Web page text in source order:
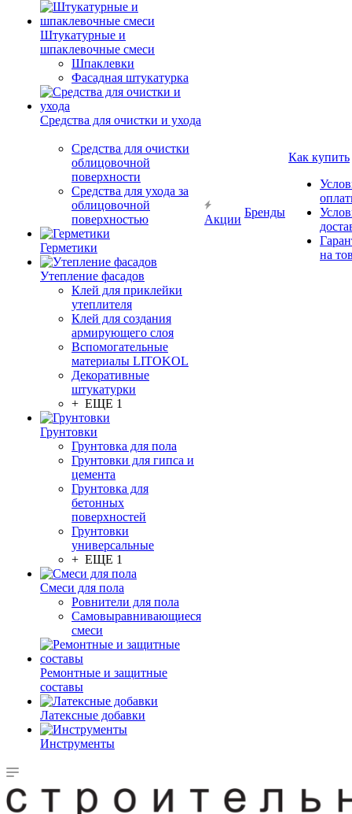
Штукатурные и
шпаклевочные смеси
Шпаклевки
Фасадная штукатурка
Средства для очистки и ухода
Средства для очистки
облицовочной
поверхности
Средства для ухода за
облицовочной
поверхностью
Герметики
Утепление фасадов
Клей для приклейки
утеплителя
Клей для создания
армирующего слоя
Вспомогательные
материалы LITOKOL
Декоративные
штукатурки
+ ЕЩЕ 1
Грунтовки
Грунтовка для пола
Грунтовки для гипса и
цемента
Грунтовка для
бетонных
поверхностей
Грунтовки
универсальные
+ ЕЩЕ 1
Смеси для пола
Ровнители для пола
Самовыравнивающиеся
смеси
Ремонтные и защитные
составы
Латексные добавки
Инструменты
Акции
Бренды
Как купить
на